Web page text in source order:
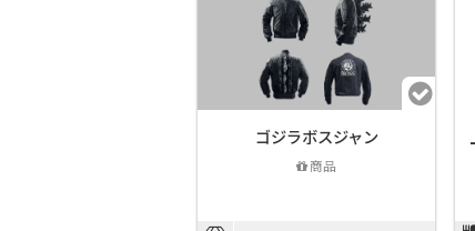
ゴジラボスジャン
商品